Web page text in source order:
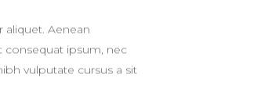
aliquet. Aenean
consequat ipsum, nec
vulputate cursus a sit